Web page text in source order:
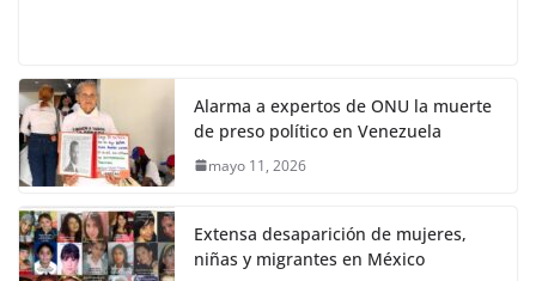
Alarma a expertos de ONU la muerte
de preso político en Venezuela
mayo 11, 2026
Extensa desaparición de mujeres,
niñas y migrantes en México